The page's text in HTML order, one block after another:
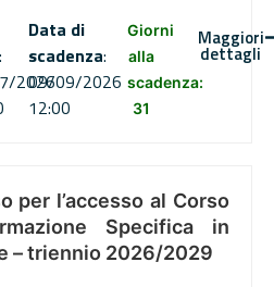
2026
Data di
scadenza:
09/09/2026
12:00
Giorni
alla
scadenza:
31
Maggiori
dettagli
per l’accesso al Corso
Specifica in
– triennio 2026/2029